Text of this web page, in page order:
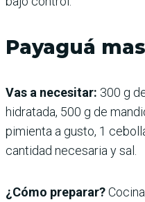
Payaguá
Vas a necesitar: 300 g
hidratada, 500 g de
pimienta a gusto, 1
cantidad necesaria y sal.
¿Cómo preparar?